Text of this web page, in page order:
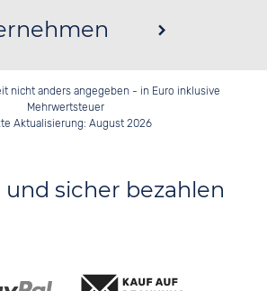
nicht anders angegeben - in Euro inklusive
Mehrwertsteuer
Aktualisierung: August 2026
sicher bezahlen